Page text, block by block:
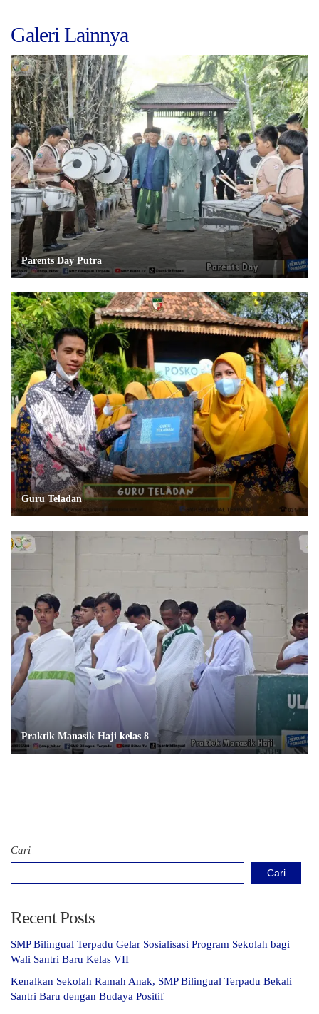
Galeri Lainnya
Parents Day Putra
Guru Teladan
Praktik Manasik Haji kelas 8
Cari
Cari
Recent Posts
SMP Bilingual Terpadu Gelar Sosialisasi Program Sekolah bagi
Wali Santri Baru Kelas VII
Kenalkan Sekolah Ramah Anak, SMP Bilingual Terpadu Bekali
Santri Baru dengan Budaya Positif